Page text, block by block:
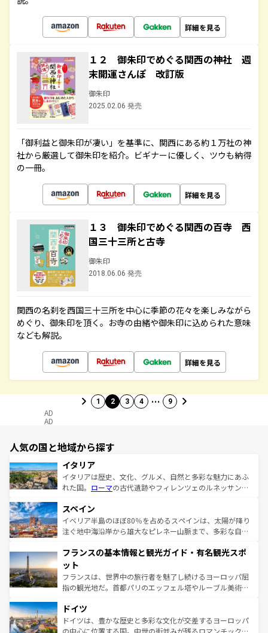
詳細を見る
１２ 御朱印でめぐる関西の神社 週
末開運さんぽ 改訂版
御朱印
2025.02.06 発売
「御利益と御朱印が凄い」を基準に、関西にある約１万社の神
社から厳選して御朱印を紹介。ビギナーに優しく、ツウも納得
の一冊。
詳細を見る
１３ 御朱印でめぐる関西の百寺 西
国三十三所と古寺
御朱印
2018.06.06 発売
関西の名刹を西国三十三所を中心に季節の花々を楽しみながら
めぐり、御朱印を頂く。お寺の由緒や御朱印に込められた意味
なども解説。
詳細を見る
1 2 3 4 … 9
AD
AD
人気の国と地域から探す
イタリア
イタリアは歴史、文化、グルメ、自然と多彩な魅力にあふ
れた国。 ローマの古代遺跡やフィレンツェのルネッサンス
ろん、トスカーナの美しい田園風景やアマルフィ海岸の絶
景など、自然景観も見逃せない。観光の合間には、本場の
ピザやパスタなど、絶品のイタリア料理を堪能することも
ませてくれるイタリアで、忘れられない旅をしてみよう！
なお、新着のイタリア情報は
しい。
スペイン
イベリア半島のほぼ80％を占めるスペインは、太陽が降り
注ぐ地中海沿岸から雄大なピレネー山脈まで、多彩な自然
文化が根付くこの国では、情熱的なフラメンコ、熱気あふ
れる闘牛、そして美味しいタパスが生活の一部となってい
る。首都マドリードの洗練された雰囲気や、バルセロナの
アートに溢れた街角から、地方では古代ローマ遺跡や中世
せる。地方によって風土や気候が異なるスペインはその個
性で訪れる人を魅了する。 なお、新着のスペイン情報は コ
ンテンツ一覧を参照してほしい。
フランスの基本情報と観光ガイド・有名観光スポ
ット
フランスは、世界中の旅行者を魅了し続けるヨーロッパ屈
指の観光地だ。首都パリのエッフェル塔やルーブル美術館
で、幅広い魅力が詰まっている。華麗な宮殿、歴史的な大
聖堂、美しいビーチ、そして豊かな自然が、訪れる者を心
から魅了する。また、フランスは美食の国としても知ら
ドイツ
ドイツは、豊かな歴史と多彩な文化が交差するヨーロッパ
の中心に位置する国。中世の街並みが残るロマンチック街